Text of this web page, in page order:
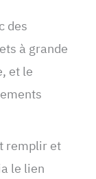
des
à grande
et le
remplir et
le lien